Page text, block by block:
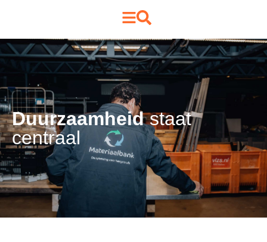
Duurzaamheidstaat
centraal